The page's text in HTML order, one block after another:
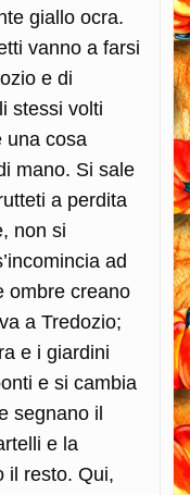
giallo ocra.
vanno a farsi
e di
stessi volti
una cosa
mano. Si sale
a perdita
non si
ad
ombre creano
a Tredozio;
e i giardini
e si cambia
segnano il
e la
il resto. Qui,